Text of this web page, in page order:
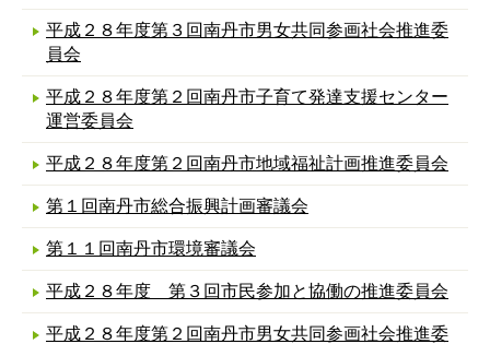
平成２８年度第３回南丹市男女共同参画社会推進委
員会
平成２８年度第２回南丹市子育て発達支援センター
運営委員会
平成２８年度第２回南丹市地域福祉計画推進委員会
第１回南丹市総合振興計画審議会
第１１回南丹市環境審議会
平成２８年度 第３回市民参加と協働の推進委員会
平成２８年度第２回南丹市男女共同参画社会推進委